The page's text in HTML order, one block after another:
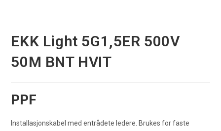
EKK Light 5G1,5ER 500V
50M BNT HVIT
PPF
Installasjonskabel med entrådete ledere. Brukes for faste